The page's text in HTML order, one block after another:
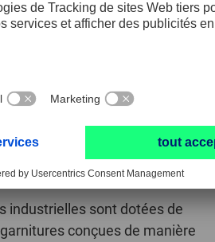
industrielles sont dotées de
conçues de manière